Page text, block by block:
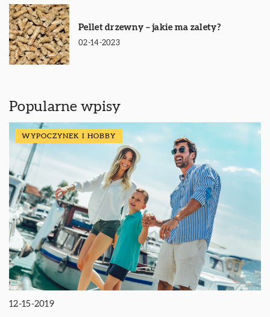
Pellet drzewny – jakie ma zalety?
02-14-2023
Popularne wpisy
WYPOCZYNEK I HOBBY
12-15-2019